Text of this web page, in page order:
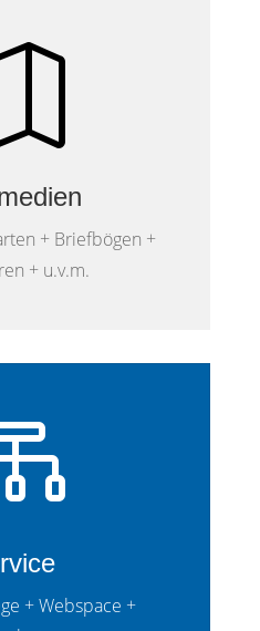
+ Briefbögen +
+ u.v.m.
+ Webspace +